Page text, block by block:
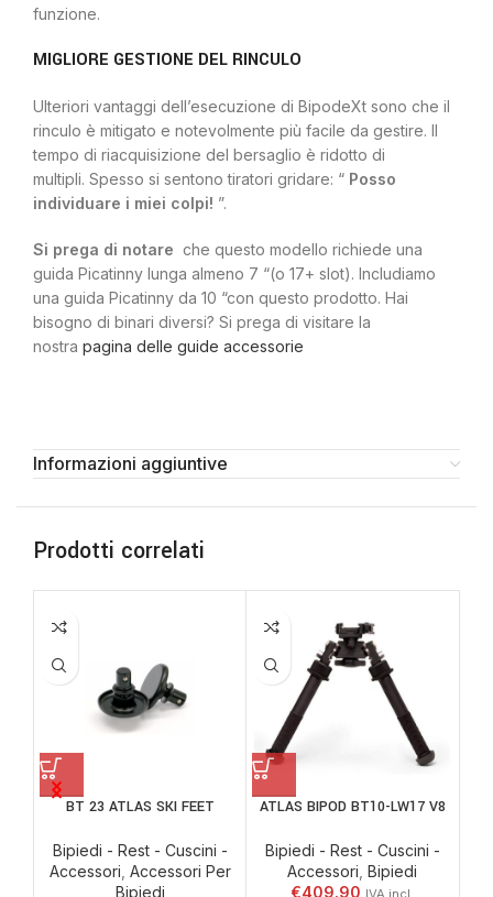
funzione.
MIGLIORE GESTIONE DEL RINCULO
Ulteriori vantaggi dell’esecuzione di BipodeXt sono che il
rinculo è mitigato e notevolmente più facile da gestire. Il
tempo di riacquisizione del bersaglio è ridotto di
multipli. Spesso si sentono tiratori gridare: “ Posso
individuare i miei colpi! ”.
Si prega di notare che questo modello richiede una
guida Picatinny lunga almeno 7 “(o 17+ slot). Includiamo
una guida Picatinny da 10 “con questo prodotto. Hai
bisogno di binari diversi? Si prega di visitare la
nostra pagina delle guide accessorie
Informazioni aggiuntive
Prodotti correlati
BT 23 ATLAS SKI FEET
Bipiedi - Rest - Cuscini -
Accessori Accessori Per
Bipiedi
ATLAS BIPOD BT10-LW17 V8
Bipiedi - Rest - Cuscini -
Accessori Bipiedi
€409.90